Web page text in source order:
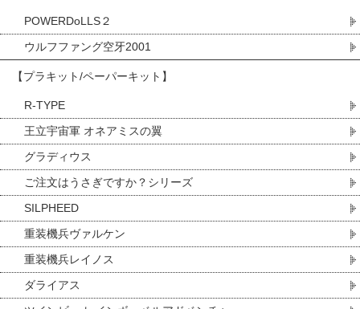
POWERDoLLS２
ウルフファング空牙2001
【プラキット/ペーパーキット】
R-TYPE
王立宇宙軍 オネアミスの翼
グラディウス
ご注文はうさぎですか？シリーズ
SILPHEED
重装機兵ヴァルケン
重装機兵レイノス
ダライアス